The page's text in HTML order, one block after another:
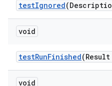
testIgnored
void
testRunFinished
void